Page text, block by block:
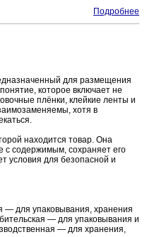
Подробнее
для размещения
которое включает не
плёнки, клейкие ленты и
хотя в
находится товар. Она
с содержимым, сохраняет его
условия для безопасной и
— для упаковывания, хранения
— для упаковывания и
— для хранения,